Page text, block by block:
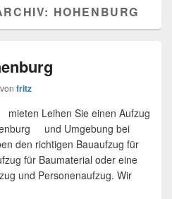
HOHENBURG
von fritz
Leihen Sie einen Aufzug
und Umgebung bei
den richtigen Bauaufzug für
für Baumaterial oder eine
und Personenaufzug. Wir
– Hohenburg